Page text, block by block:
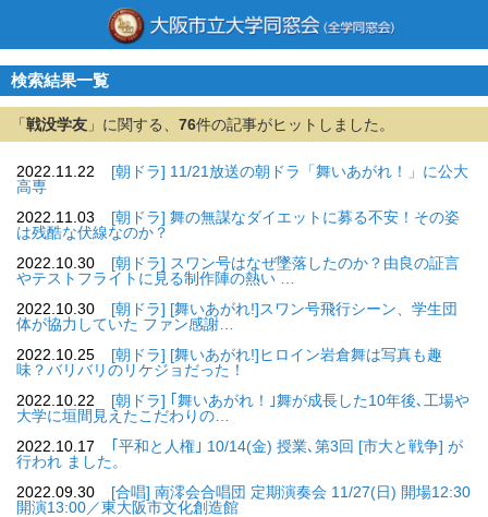
検索結果一覧
「 戦没学友 」に関する、 76件の記事がヒットしました。
2022.11.22
[朝ドラ] 11/21放送の朝ドラ「舞いあがれ！」に公大
高専
2022.11.03
[朝ドラ] 舞の無謀なダイエットに募る不安！その姿
は残酷な伏線なのか？
2022.10.30
[朝ドラ] スワン号はなぜ墜落したのか？由良の証言
やテストフライトに見る制作陣の熱い …
2022.10.30
[朝ドラ] [舞いあがれ!]スワン号飛行シーン、学生団
体が協力していた ファン感謝…
2022.10.25
[朝ドラ] [舞いあがれ!]ヒロイン岩倉舞は写真も趣
味？バリバリのリケジョだった！
2022.10.22
[朝ドラ] ｢舞いあがれ！｣舞が成長した10年後､工場や
大学に垣間見えたこだわりの…
2022.10.17
｢平和と人権｣ 10/14(金) 授業､第3回 [市大と戦争] が
行われ ました。
2022.09.30
[合唱] 南澪会合唱団 定期演奏会 11/27(日) 開場12:30
開演13:00／東大阪市文化創造館